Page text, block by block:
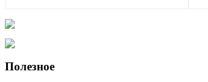
Полезное